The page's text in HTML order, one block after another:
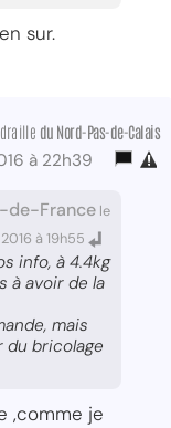
sur.
du Nord-Pas-de-Calais
à 22h39
de-France le
à 19h55
info, à 4.4kg
à avoir de la
mais
du bricolage
,comme je